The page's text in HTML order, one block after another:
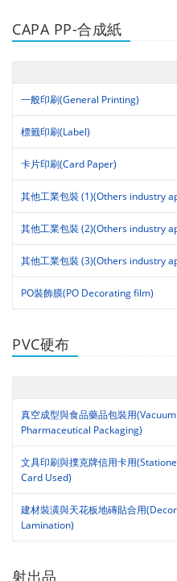
CAPA PP-合成紙
一般印刷(General Printing)
標籤印刷(Label)
卡片印刷(Card Paper)
其他工業包裝 (1)(Others industry
其他工業包裝 (2)(Others industry
其他工業包裝 (3)(Others industry
PO裝飾膜(PO Decorating film)
PVC硬布
真空成型與食品藥品包裝用
Pharmaceutical Packaging)
文具印刷與撲克牌信用卡用
Card Used)
建材裝潢與天花板地磚貼合用
Lamination)
射出品